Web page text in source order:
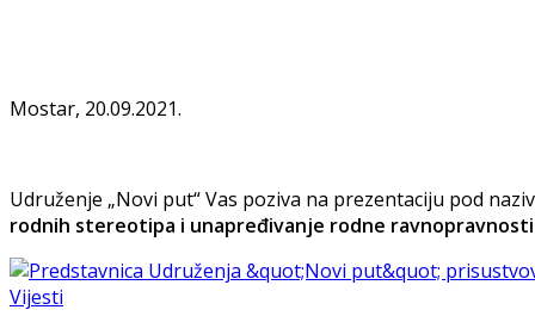
Mostar, 20.09.2021.
Udruženje „Novi put“ Vas poziva na prezentaciju pod
rodnih stereotipa i unapređivanje rodne ravnopravnosti
Vijesti